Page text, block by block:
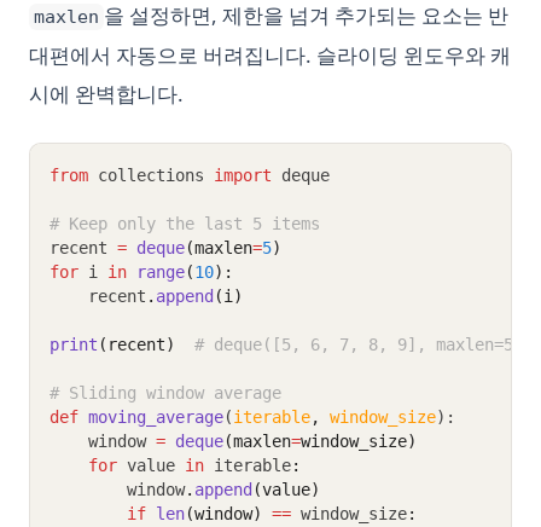
maxlen 을 설정하면, 제한을 넘겨 추가되는 요소는 반
대편에서 자동으로 버려집니다. 슬라이딩 윈도우와 캐
시에 완벽합니다.
from collections import deque
# Keep only the last 5 items
recent = deque(maxlen=5)
for i in range(10):
    recent
. append (i)
print (recent) # deque([5, 6, 7, 8, 9], maxlen=5)
# Sliding window average
def moving_average(iterable, window_size):
    window
= deque(maxlen=window_size)
for value in iterable:
        window
. append (value)
if len(window) == window_size: